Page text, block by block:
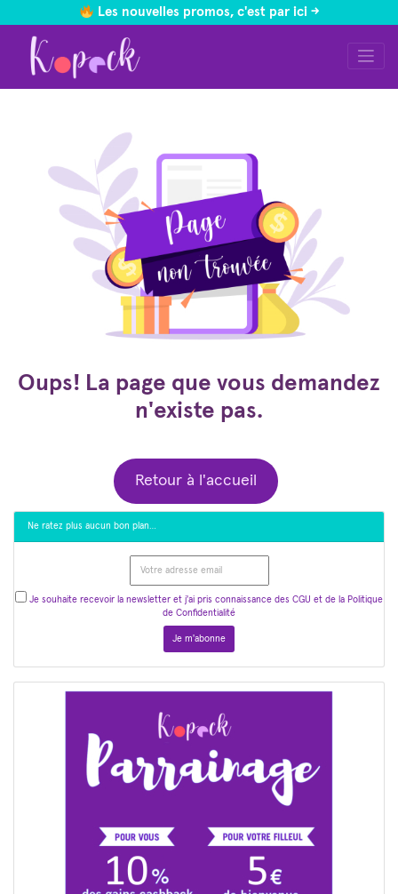
Les nouvelles promos, c'est par ici ->
Oups! La page que vous demandez
n'existe pas.
Retour à l'accueil
Ne ratez plus aucun bon plan…
Je souhaite recevoir la newsletter et j'ai pris connaissance des CGU et de la Politique
de Confidentialité